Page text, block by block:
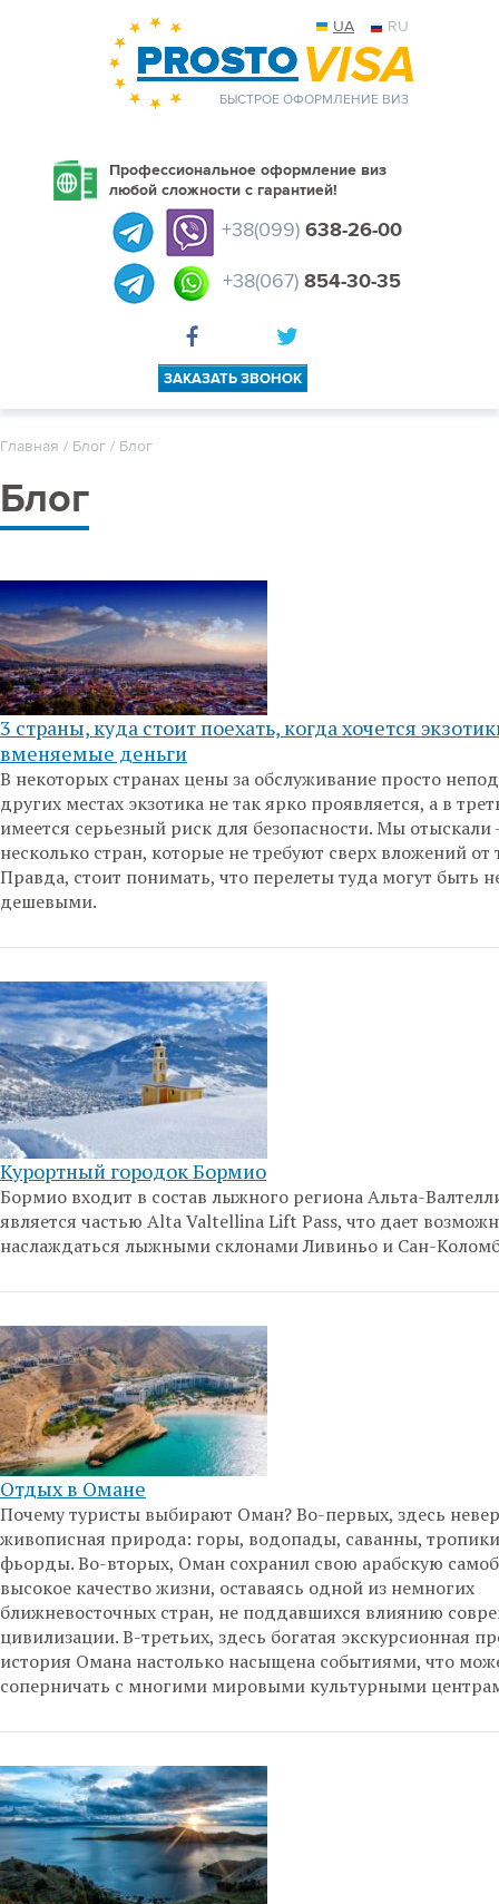
UA RU
БЫСТРОЕ ОФОРМЛЕНИЕ ВИЗ
Профессиональное оформление виз
любой сложности с гарантией!
+38(099) 638-26-00
+38(067) 854-30-35
ЗАКАЗАТЬ ЗВОНОК
Главная / Блог / Блог
Блог
3 страны, куда стоит поехать, когда хочется
вменяемые деньги
В некоторых странах цены за обслуживание просто
других местах экзотика не так ярко проявляется, а в
имеется серьезный риск для безопасности. Мы отыскали
несколько стран, которые не требуют сверх вложений от
Правда, стоит понимать, что перелеты туда могут быть
дешевыми.
Курортный городок Бормио
Бормио входит в состав лыжного региона Альта-
является частью Alta Valtellina Lift Pass, что дает
наслаждаться лыжными склонами Ливиньо и Сан-
Отдых в Омане
Почему туристы выбирают Оман? Во-первых, здесь
живописная природа: горы, водопады, саванны,
фьорды. Во-вторых, Оман сохранил свою арабскую
высокое качество жизни, оставаясь одной из немногих
ближневосточных стран, не поддавшихся влиянию
цивилизации. В-третьих, здесь богатая экскурсионная
история Омана настолько насыщена событиями, что
соперничать с многими мировыми культурными